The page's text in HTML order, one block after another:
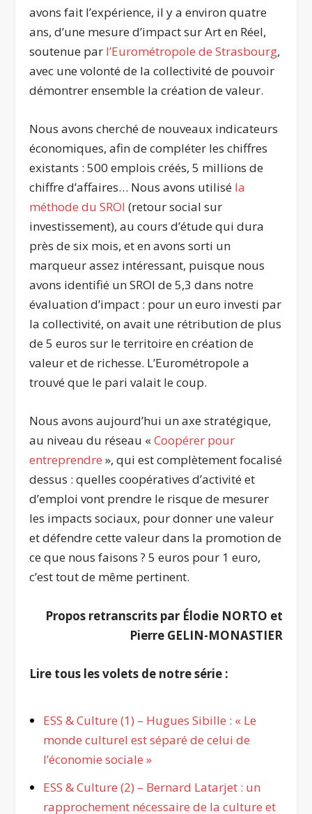
avons fait l’expérience, il y a environ quatre
ans, d’une mesure d’impact sur Art en Réel,
soutenue par l’Eurométropole de Strasbourg,
avec une volonté de la collectivité de pouvoir
démontrer ensemble la création de valeur.
Nous avons cherché de nouveaux indicateurs
économiques, afin de compléter les chiffres
existants : 500 emplois créés, 5 millions de
chiffre d’affaires… Nous avons utilisé la
méthode du SROI (retour social sur
investissement), au cours d’étude qui dura
près de six mois, et en avons sorti un
marqueur assez intéressant, puisque nous
avons identifié un SROI de 5,3 dans notre
évaluation d’impact : pour un euro investi par
la collectivité, on avait une rétribution de plus
de 5 euros sur le territoire en création de
valeur et de richesse. L’Eurométropole a
trouvé que le pari valait le coup.
Nous avons aujourd’hui un axe stratégique,
au niveau du réseau «Coopérer pour
entreprendre », qui est complètement focalisé
dessus : quelles coopératives d’activité et
d’emploi vont prendre le risque de mesurer
les impacts sociaux, pour donner une valeur
et défendre cette valeur dans la promotion de
ce que nous faisons ? 5 euros pour 1 euro,
c’est tout de même pertinent.
Propos retranscrits par Élodie NORTO et
Pierre GELIN-MONASTIER
Lire tous les volets de notre série :
ESS & Culture (1) – Hugues Sibille : « Le
monde culturel est séparé de celui de
l’économie sociale »
ESS & Culture (2) – Bernard Latarjet : un
rapprochement nécessaire de la culture et